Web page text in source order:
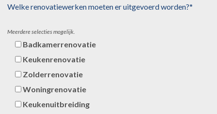
Welke renovatiewerken moeten er uitgevoerd worden?*
Meerdere selecties mogelijk.
Badkamerrenovatie
Keukenrenovatie
Zolderrenovatie
Woningrenovatie
Keukenuitbreiding